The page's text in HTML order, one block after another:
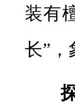
装有
长”，
探